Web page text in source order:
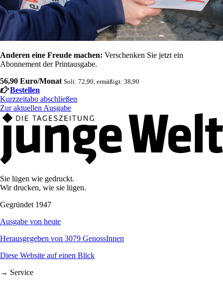
Anderen eine Freude machen: Verschenken Sie jetzt ein
Abonnement der Printausgabe.
56,90 Euro/Monat Soli: 72,90, ermäßigt: 38,90
Bestellen
Kurzzeitabo abschließen
Zur aktuellen Ausgabe
Sie lügen wie gedruckt.
Wir drucken, wie sie lügen.
Gegründet 1947
Ausgabe von heute
Herausgegeben von 3079 GenossInnen
Diese Website auf einen Blick
→ Service